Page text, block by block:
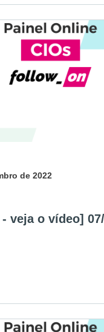
de 2022
veja o vídeo]